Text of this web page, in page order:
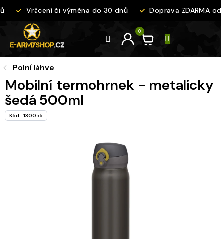
na
Vrácení či výměna do 30 dnů Doprava ZDARMA od
Polní láhve
Mobilní termohrnek - metalicky
šedá 500ml
Kód: 130055